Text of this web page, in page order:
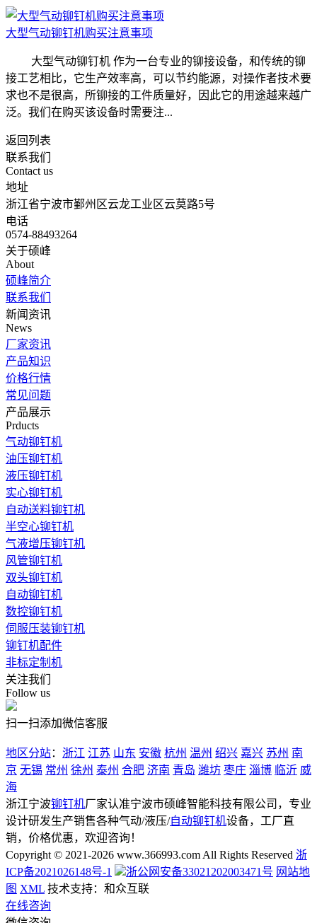
大型气动铆钉机购买注意事项
大型气动铆钉机 作为一台专业的铆接设备，和传统的铆
接工艺相比，它生产效率高，可以节约能源，对操作者技术要
求也不是很高，所铆接的工件质量好，因此它的用途越来越广
泛。我们在购买该设备时需要注...
返回列表
联系我们
Contact us
地址
浙江省宁波市鄞州区云龙工业区云莫路5号
电话
0574-88493264
关于硕峰
About
硕峰简介
联系我们
新闻资讯
News
厂家资讯
产品知识
价格行情
常见问题
产品展示
Prducts
气动铆钉机
油压铆钉机
液压铆钉机
实心铆钉机
自动送料铆钉机
半空心铆钉机
气液增压铆钉机
风管铆钉机
双头铆钉机
自动铆钉机
数控铆钉机
伺服压装铆钉机
铆钉机配件
非标定制机
关注我们
Follow us
扫一扫添加微信客服
地区分站： 浙江 江苏 山东 安徽 杭州 温州 绍兴 嘉兴 苏州 南
京 无锡 常州 徐州 泰州 合肥 济南 青岛 潍坊 枣庄 淄博 临沂 威
海
浙江宁波铆钉机厂家认准宁波市硕峰智能科技有限公司，专业
设计研发生产销售各种气动/液压/自动铆钉机设备，工厂直
销，价格优惠，欢迎咨询！
Copyright © 2021-2026 www.366993.com All Rights Reserved 浙
ICP备2021026148号-1
浙公网安备33021202003471号 网站地
图 XML 技术支持：和众互联
在线咨询